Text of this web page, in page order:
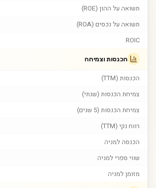
תשואה על ההון (ROE)
תשואה על נכסים (ROA)
ROIC
הכנסות וצמיחה
הכנסות (TTM)
צמיחת הכנסות (שנתי)
צמיחת הכנסות (5 שנים)
רווח נקי (TTM)
הכנסה למניה
שווי ספרי למניה
מזומן למניה